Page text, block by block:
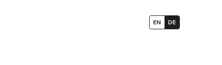
EN DE